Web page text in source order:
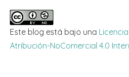
Este blog está bajo una
Atribución-NoComercial 4.0